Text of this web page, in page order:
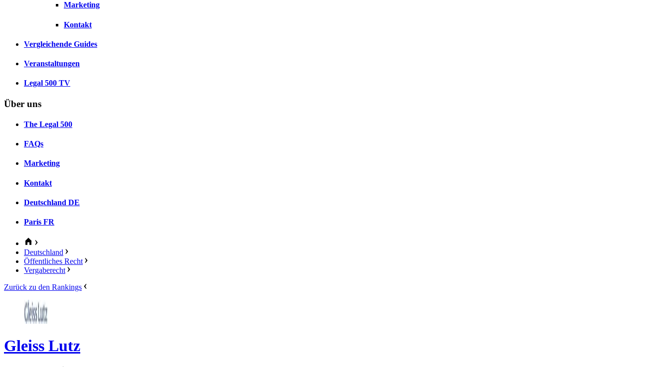
Marketing
Kontakt
Vergleichende Guides
Veranstaltungen
Legal 500 TV
Über uns
The Legal 500
FAQs
Marketing
Kontakt
Deutschland DE
Paris FR
Deutschland
Öffentliches Recht
Vergaberecht
Zurück zu den Rankings
Gleiss Lutz